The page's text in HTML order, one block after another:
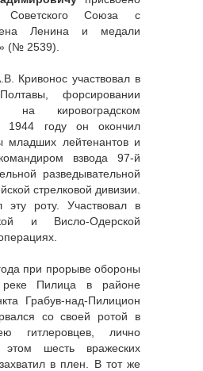
Советского Союза с
Ленина и медали
(№ 2539).
Кривонос участвовал в
форсировании
на кировоградском
1944 году он окончил
младших лейтенантов и
взвода 97-й
разведывательной
стрелковой дивизии.
эту роту. Участвовал в
и Висло-Одерской
при прорыве обороны
реке Пилица в районе
Грабув-над-Пилицион
со своей ротой в
гитлеровцев, лично
шесть вражеских
в плен. В тот же